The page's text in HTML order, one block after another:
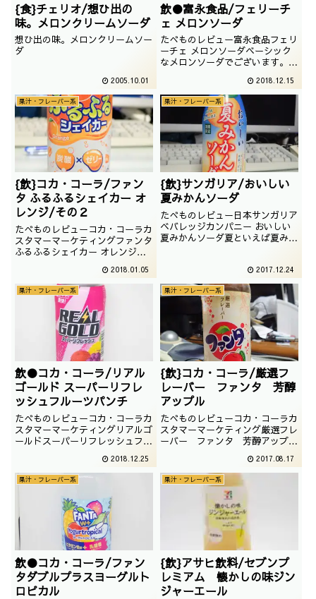
{食}チェリオ/想ひ出の
味。メロンクリームソーダ
想ひ出の味。メロンクリームソー
ダ
2005.10.01
飲●富永食品/フェリーチ
ェ メロンソーダ
たべものレビュー富永食品フェリ
ーチェ メロンソーダベーシック
なメロンソーダでございます。格
メロンソーダが入ってますね。撮
影日は2018年10月
2018.12.15
果汁・フレーバー系
{飲}コカ・コーラ/ファン
タ ふるふるシェイカー オ
レンジ/その２
たべものレビューコカ・コーラカ
スタマーマーケティングファンタ
ふるふるシェイカー オレンジ懐
けてしまいました。ということ
で、静岡県で購入です。撮影日は
2017年09月
2018.01.05
果汁・フレーバー系
{飲}サンガリア/おいしい
夏みかんソーダ
たべものレビュー日本サンガリア
ベバレッジカンパニー おいしい
夏みかんソーダ夏といえば夏みか
す。・・・よくあるパターンです
ね。撮影日は2017年07月
2017.12.24
果汁・フレーバー系
飲●コカ・コーラ/リアル
ゴールド スーパーリフレ
ッシュフルーツパンチ
たべものレビューコカ・コーラカ
スタマーマーケティングリアルゴ
ールドスーパーリフレッシュフル
ーツ。なかなか、ヤバそうな組み
合わせでございます。撮影日は
2018年10月
2018.12.25
果汁・フレーバー系
{飲}コカ・コーラ/厳選フ
レーバー ファンタ 芳醇
アップル
たべものレビューコカ・コーラカ
スタマーマーケティング厳選フレ
ーバー ファンタ 芳醇アップル
すが、以前紹介した豊潤マンゴー
の兄弟がいたのでございます。撮
影日は2014年12月厳選フレーバ
ー。ちょっとプレミアムなファン
タという感じですが、お値段はフ
ァンタと同じで...
2017.08.17
果汁・フレーバー系
飲●コカ・コーラ/ファン
タダブルプラスヨーグルト
ロピカル
果汁・フレーバー系
{飲}アサヒ飲料/セブンプ
レミアム 懐かしの味ジン
ジャーエール